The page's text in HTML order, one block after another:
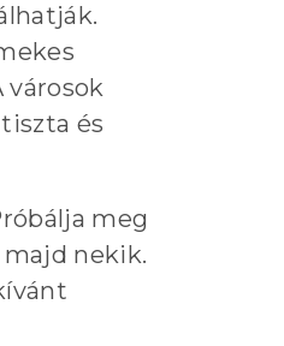
városok
és
meg
nekik.